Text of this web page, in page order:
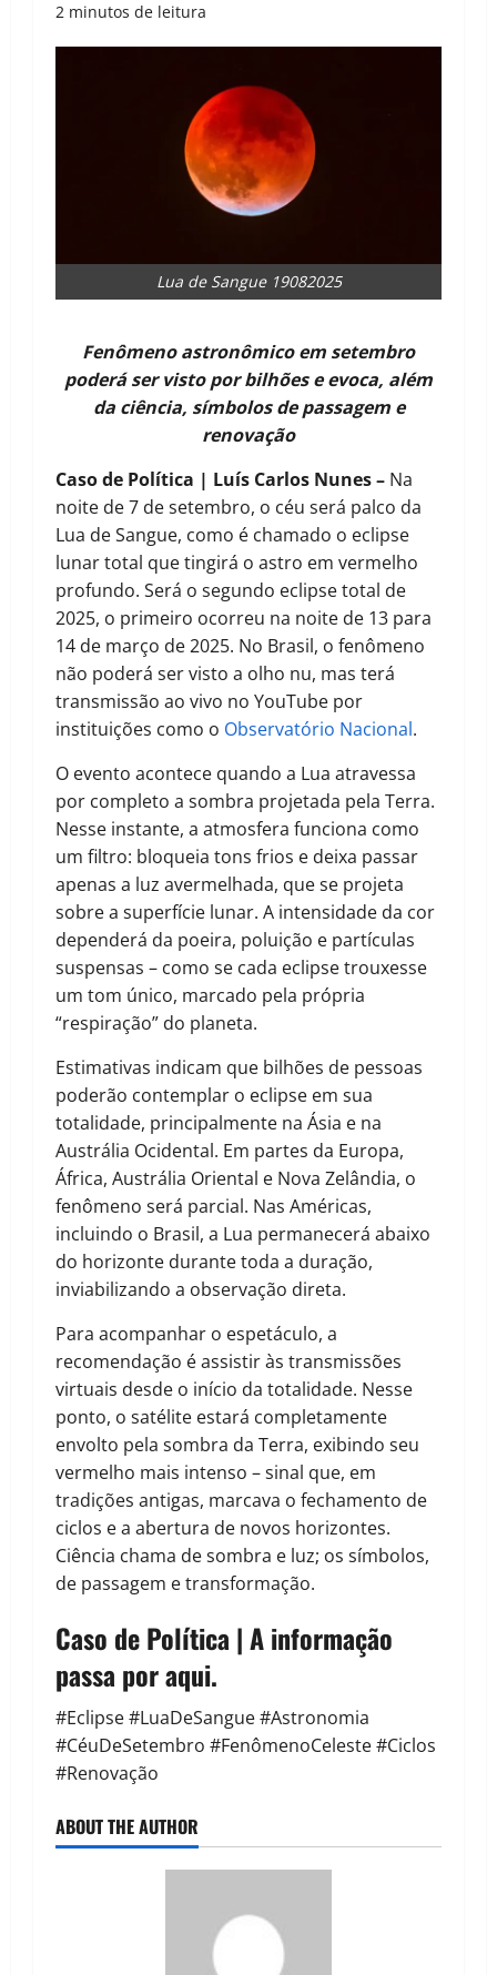
2 minutos de leitura
Lua de Sangue 19082025
Fenômeno astronômico em setembro
poderá ser visto por bilhões e evoca, além
da ciência, símbolos de passagem e
renovação
Caso de Política | Luís Carlos Nunes – Na
noite de 7 de setembro, o céu será palco da
Lua de Sangue, como é chamado o eclipse
lunar total que tingirá o astro em vermelho
profundo. Será o segundo eclipse total de
2025, o primeiro ocorreu na noite de 13 para
14 de março de 2025. No Brasil, o fenômeno
não poderá ser visto a olho nu, mas terá
transmissão ao vivo no YouTube por
instituições como o Observatório Nacional.
O evento acontece quando a Lua atravessa
por completo a sombra projetada pela Terra.
Nesse instante, a atmosfera funciona como
um filtro: bloqueia tons frios e deixa passar
apenas a luz avermelhada, que se projeta
sobre a superfície lunar. A intensidade da cor
dependerá da poeira, poluição e partículas
suspensas – como se cada eclipse trouxesse
um tom único, marcado pela própria
“respiração” do planeta.
Estimativas indicam que bilhões de pessoas
poderão contemplar o eclipse em sua
totalidade, principalmente na Ásia e na
Austrália Ocidental. Em partes da Europa,
África, Austrália Oriental e Nova Zelândia, o
fenômeno será parcial. Nas Américas,
incluindo o Brasil, a Lua permanecerá abaixo
do horizonte durante toda a duração,
inviabilizando a observação direta.
Para acompanhar o espetáculo, a
recomendação é assistir às transmissões
virtuais desde o início da totalidade. Nesse
ponto, o satélite estará completamente
envolto pela sombra da Terra, exibindo seu
vermelho mais intenso – sinal que, em
tradições antigas, marcava o fechamento de
ciclos e a abertura de novos horizontes.
Ciência chama de sombra e luz; os símbolos,
de passagem e transformação.
Caso de Política | A informação
passa por aqui.
#Eclipse #LuaDeSangue #Astronomia
#CéuDeSetembro #FenômenoCeleste #Ciclos
#Renovação
ABOUT THE AUTHOR